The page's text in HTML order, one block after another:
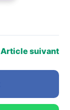
Article suivant